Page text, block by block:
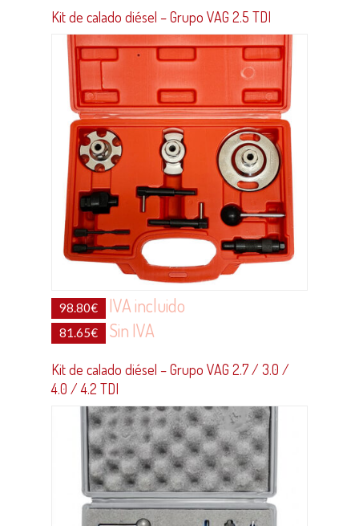
Kit de calado diésel – Grupo VAG 2.5 TDI
98.80€ IVA incluido
81.65€ Sin IVA
Kit de calado diésel – Grupo VAG 2.7 / 3.0 /
4.0 / 4.2 TDI